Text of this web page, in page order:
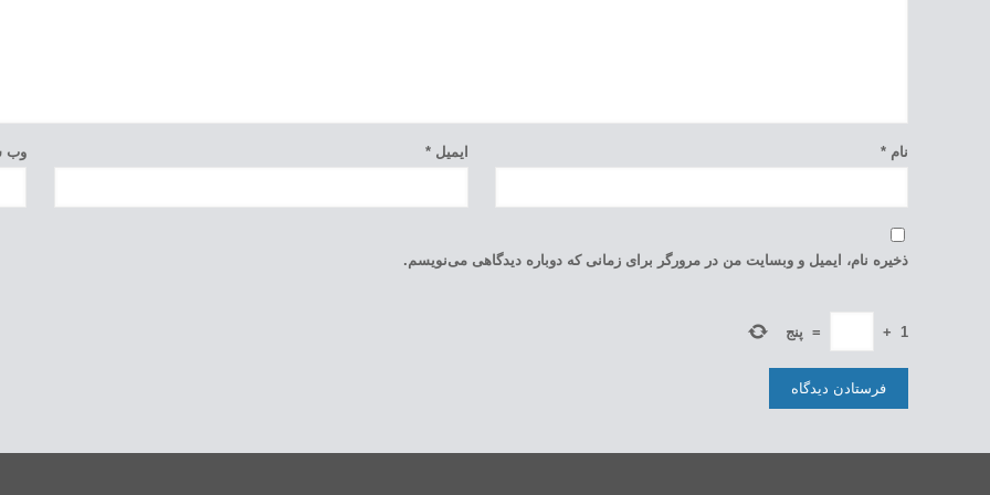
نام* ایمیل* وب‌
ذخیره نام، ایمیل و وبسایت من در مرورگر برای زمانی که دوباره دیدگاهی می‌نویسم.
1
+
= پنج